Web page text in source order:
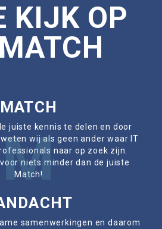
KIJK OP
MATCH
juiste kennis te delen en door
wij als geen ander waar IT
naar op zoek zijn.
niets minder dan de juiste
Match!
M
samenwerkingen en daarom